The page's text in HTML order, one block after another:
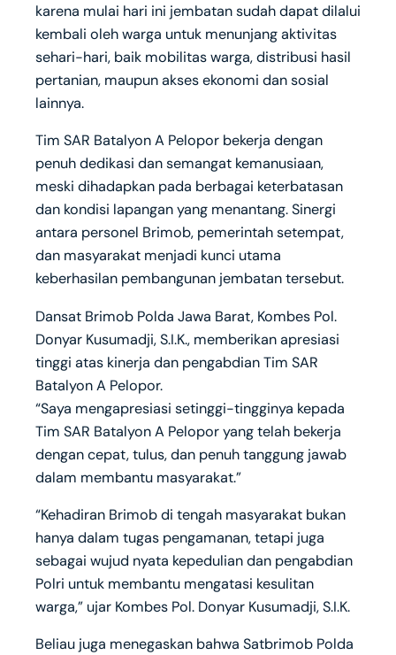
karena mulai hari ini jembatan sudah dapat dilalui
kembali oleh warga untuk menunjang aktivitas
sehari-hari, baik mobilitas warga, distribusi hasil
pertanian, maupun akses ekonomi dan sosial
lainnya.
Tim SAR Batalyon A Pelopor bekerja dengan
penuh dedikasi dan semangat kemanusiaan,
meski dihadapkan pada berbagai keterbatasan
dan kondisi lapangan yang menantang. Sinergi
antara personel Brimob, pemerintah setempat,
dan masyarakat menjadi kunci utama
keberhasilan pembangunan jembatan tersebut.
Dansat Brimob Polda Jawa Barat, Kombes Pol.
Donyar Kusumadji, S.I.K., memberikan apresiasi
tinggi atas kinerja dan pengabdian Tim SAR
Batalyon A Pelopor.
“Saya mengapresiasi setinggi-tingginya kepada
Tim SAR Batalyon A Pelopor yang telah bekerja
dengan cepat, tulus, dan penuh tanggung jawab
dalam membantu masyarakat.”
“Kehadiran Brimob di tengah masyarakat bukan
hanya dalam tugas pengamanan, tetapi juga
sebagai wujud nyata kepedulian dan pengabdian
Polri untuk membantu mengatasi kesulitan
warga,” ujar Kombes Pol. Donyar Kusumadji, S.I.K.
Beliau juga menegaskan bahwa Satbrimob Polda